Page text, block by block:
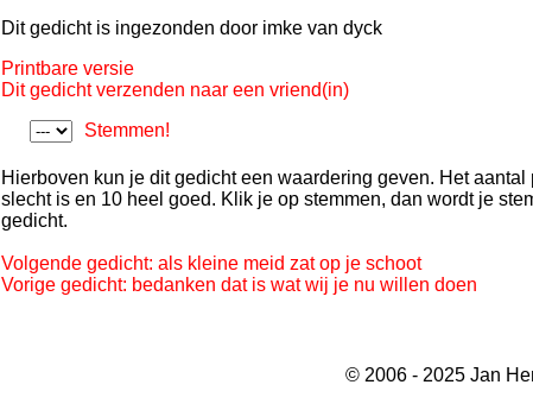
Dit gedicht is ingezonden door imke van dyck
Printbare versie
Dit gedicht verzenden naar een vriend(in)
Stemmen!
Hierboven kun je dit gedicht een waardering geven. Het
slecht is en 10 heel goed. Klik je op stemmen, dan wordt je
gedicht.
Volgende gedicht: als kleine meid zat op je schoot
Vorige gedicht: bedanken dat is wat wij je nu willen doen
© 2006 - 2025 Jan